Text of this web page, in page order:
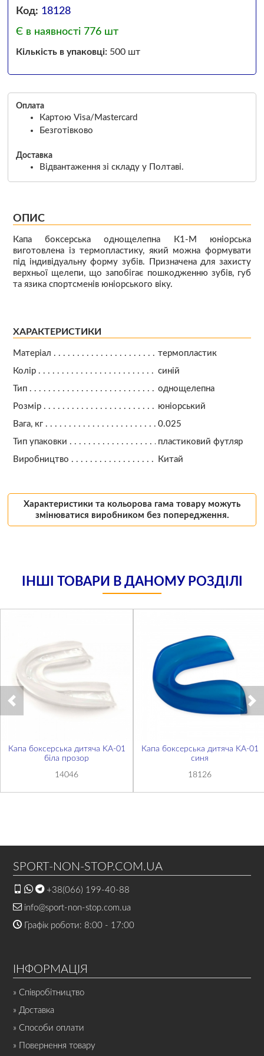
Код: 18128
Є в наявності 776 шт
Кількість в упаковці:500 шт
Оплата
Картою Visa/Mastercard
Безготівково
Доставка
Відвантаження зі складу у Полтаві.
ОПИС
Капа боксерська однощелепна К1-М юніорська
виготовлена із термопластику, який можна формувати
під індивідуальну форму зубів. Призначена для захисту
верхньої щелепи, що запобігає пошкодженню зубів, губ
та язика спортсменів юніорського віку.
ХАРАКТЕРИСТИКИ
Матеріал
термопластик
Колір
синій
Тип
однощелепна
Розмір
юніорський
Вага, кг
0.025
Тип упаковки
пластиковий футляр
Виробництво
Китай
Характеристики та кольорова гама товару можуть
змінюватися виробником без попередження.
ІНШІ ТОВАРИ В ДАНОМУ РОЗДІЛІ
Капа боксерська дитяча KA-01
біла прозор
14046
Капа боксерська дитяча KA-01
синя
18126
SPORT-NON-STOP.COM.UA
+38(066) 199-40-88
info@sport-non-stop.com.ua
Графік роботи: 8:00 - 17:00
ІНФОРМАЦІЯ
» Співробітництво
» Доставка
» Способи оплати
» Повернення товару